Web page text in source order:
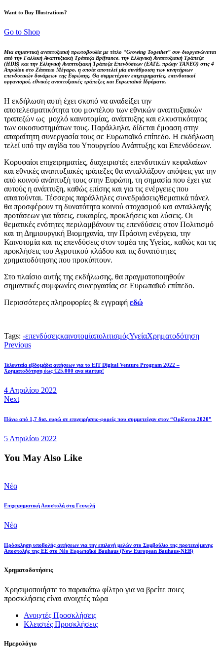
Want to Buy Illustrations?
Go to Shop
Μια σημαντική αναπτυξιακή πρωτοβουλία με τίτλο “Growing Together” συν-διοργανώνεται
από την Γαλλική Αναπτυξιακή Τράπεζα Bpifrance, την Ελληνική Αναπτυξιακή Τράπεζα
(HDB) και την Ελληνική Αναπτυξιακή Τράπεζα Επενδύσεων (ΕΑΤΕ, πρώην ΤΑΝΕΟ) στις 4
Απριλίου στο Ζάππειο Μέγαρο, η οποία αποτελεί μία συνάθροιση των κινητήριων
επενδυτικών δυνάμεων της Ευρώπης. Θα συμμετέχουν επιχειρηματίες, επενδυτικοί
οργανισμοί, εθνικές αναπτυξιακές τράπεζες και Ευρωπαϊκά Ιδρύματα.
Η εκδήλωση αυτή έχει σκοπό να αναδείξει την
αποτελεσματικότητα του μοντέλου των εθνικών αναπτυξιακών
τραπεζών ως μοχλό καινοτομίας, ανάπτυξης και ελκυστικότητας
των οικοσυστημάτων τους. Παράλληλα, δίδεται έμφαση στην
απαραίτητη συνεργασία τους σε Ευρωπαϊκό επίπεδο. Η εκδήλωση
τελεί υπό την αιγίδα του Υπουργείου Ανάπτυξης και Επενδύσεων.
Κορυφαίοι επιχειρηματίες, διαχειριστές επενδυτικών κεφαλαίων
και εθνικές αναπτυξιακές τράπεζες θα ανταλλάξουν απόψεις για την
από κοινού ανάπτυξή τους στην Ευρώπη, τη σημασία που έχει για
αυτούς η ανάπτυξη, καθώς επίσης και για τις ενέργειες που
απαιτούνται. Τέσσερις παράλληλες συνεδριάσεις/θεματικά πάνελ
θα προσφέρουν τη δυνατότητα κοινού στοχασμού και ανταλλαγής
προτάσεων για τάσεις, ευκαιρίες, προκλήσεις και λύσεις. Οι
θεματικές ενότητες περιλαμβάνουν τις επενδύσεις στον Πολιτισμό
και τη Δημιουργική Βιομηχανία, την Πράσινη ενέργεια, την
Καινοτομία και τις επενδύσεις στον τομέα της Υγείας, καθώς και τις
προκλήσεις του Αγροτικού κλάδου και τις δυνατότητες
χρηματοδότησης που προκύπτουν.
Στο πλαίσιο αυτής της εκδήλωσης, θα πραγματοποιηθούν
σημαντικές συμφωνίες συνεργασίας σε Ευρωπαϊκό επίπεδο.
Περισσότερες πληροφορίες & εγγραφή εδώ
Tags: -επενδύσειςκαινοτομίαπολιτισμόςΥγείαΧρηματοδότηση
Previous
Τελευταία εβδομάδα αιτήσεων για το EIT Digital Venture Program 2022 –
Χρηματοδότηση έως €25.000 ανα startup!
4 Απριλίου 2022
Next
Πάνω από 1,7 δισ. ευρώ σε επιχειρήσεις-φορείς που συμμετείχαν στον “Ορίζοντα 2020”
5 Απριλίου 2022
You May Also Like
Νέα
Επιχειρηματική Αποστολή στη Γευγελή
Νέα
Πρόσκληση υποβολής αιτήσεων για την επιλογή μελών στο Συμβούλιο της προτεινόμενης
Αποστολής της ΕΕ στο Νέο Ευρωπαϊκό Bauhaus (New European Bauhaus-NEB)
Χρηματοδοτήσεις
Χρησιμοποιήστε το παρακάτω φίλτρο για να βρείτε ποιες
προσκλήσεις είναι ανοιχτές τώρα
Ανοιχτές Προσκλήσεις
Κλειστές Προσκλήσεις
Ημερολόγιο